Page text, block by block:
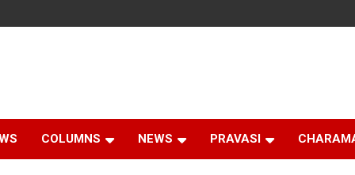
COLUMNS NEWS PRAVASI